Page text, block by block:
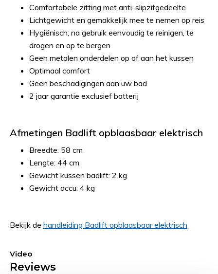
Comfortabele zitting met anti-slipzitgedeelte
Lichtgewicht en gemakkelijk mee te nemen op reis
Hygiënisch; na gebruik eenvoudig te reinigen, te
drogen en op te bergen
Geen metalen onderdelen op of aan het kussen
Optimaal comfort
Geen beschadigingen aan uw bad
2 jaar garantie exclusief batterij
Afmetingen Badlift opblaasbaar elektrisch
Breedte: 58 cm
Lengte: 44 cm
Gewicht kussen badlift: 2 kg
Gewicht accu: 4 kg
Bekijk de handleiding Badlift opblaasbaar elektrisch
Video
Reviews